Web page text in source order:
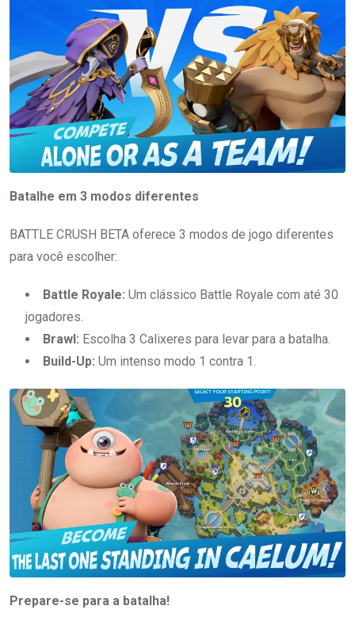
Batalhe em 3 modos diferentes
BATTLE CRUSH BETA oferece 3 modos de jogo diferentes
para você escolher:
Battle Royale: Um clássico Battle Royale com até 30
jogadores.
Brawl: Escolha 3 Calixeres para levar para a batalha.
Build-Up: Um intenso modo 1 contra 1.
Prepare-se para a batalha!